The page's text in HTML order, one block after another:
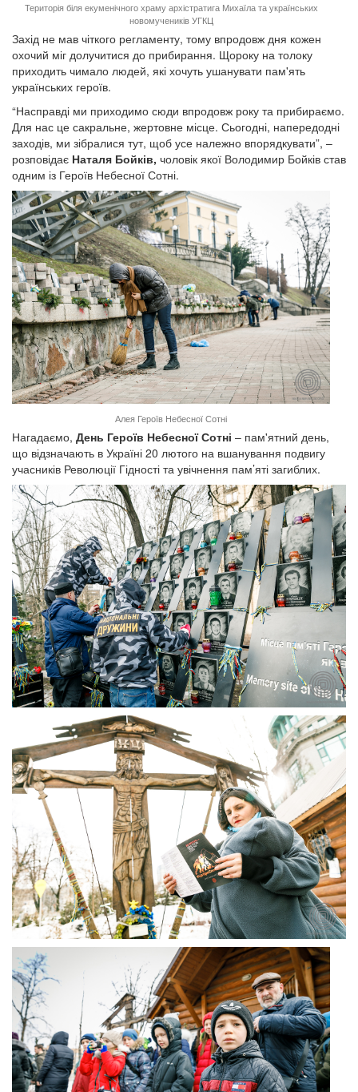
Територія біля екуменічного храму архістратига Михаїла та українських
новомучеників УГКЦ
Захід не мав чіткого регламенту, тому впродовж дня кожен
охочий міг долучитися до прибирання. Щороку на толоку
приходить чимало людей, які хочуть ушанувати пам'ять
українських героїв.
“Насправді ми приходимо сюди впродовж року та прибираємо.
Для нас це сакральне, жертовне місце. Сьогодні, напередодні
заходів, ми зібралися тут, щоб усе належно впорядкувати”, –
розповідає Наталя Бойків, чоловік якої Володимир Бойків став
одним із Героїв Небесної Сотні.
Алея Героїв Небесної Сотні
Нагадаємо, День Героїв Небесної Сотні – пам'ятний день,
що відзначають в Україні 20 лютого на вшанування подвигу
учасників Революції Гідності та увічнення пам’яті загиблих.